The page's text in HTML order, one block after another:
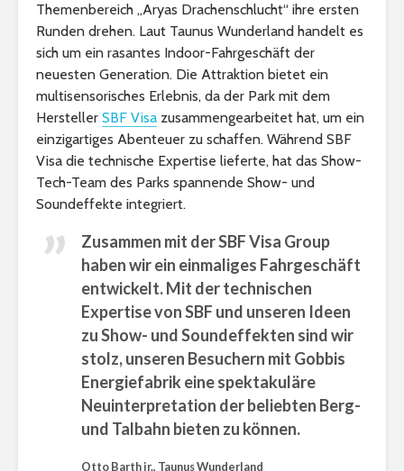
Themenbereich „Aryas Drachenschlucht“ ihre ersten
Runden drehen. Laut Taunus Wunderland handelt es
sich um ein rasantes Indoor-Fahrgeschäft der
neuesten Generation. Die Attraktion bietet ein
multisensorisches Erlebnis, da der Park mit dem
Hersteller SBF Visa zusammengearbeitet hat, um ein
einzigartiges Abenteuer zu schaffen. Während SBF
Visa die technische Expertise lieferte, hat das Show-
Tech-Team des Parks spannende Show- und
Soundeffekte integriert.
Zusammen mit der SBF Visa Group
haben wir ein einmaliges Fahrgeschäft
entwickelt. Mit der technischen
Expertise von SBF und unseren Ideen
zu Show- und Soundeffekten sind wir
stolz, unseren Besuchern mit Gobbis
Energiefabrik eine spektakuläre
Neuinterpretation der beliebten Berg-
und Talbahn bieten zu können.
Otto Barth jr., Taunus Wunderland